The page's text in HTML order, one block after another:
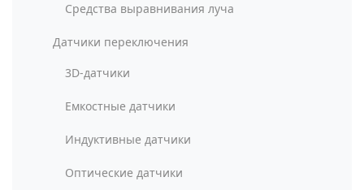
Средства выравнивания луча
Датчики переключения
3D-датчики
Емкостные датчики
Индуктивные датчики
Оптические датчики